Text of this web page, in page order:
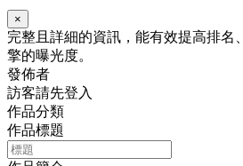
×
完整且詳細的資訊，能有效提高排名
擎的曝光度。
發佈者
訪客請先登入
作品分類
作品標題